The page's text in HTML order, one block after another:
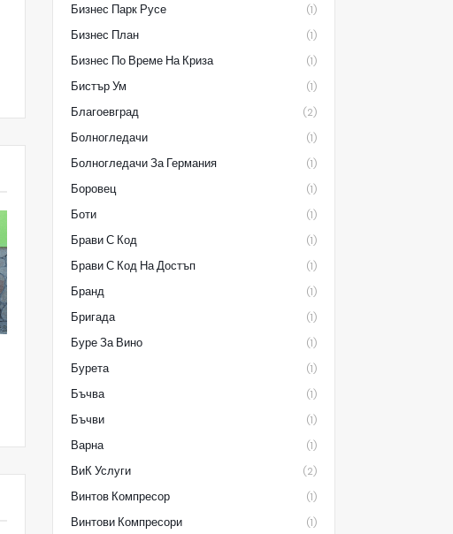
Бизнес Парк Русе (1)
Бизнес План (1)
Бизнес По Време На Криза (1)
Бистър Ум (1)
Благоевград (2)
Болногледачи (1)
Болногледачи За Германия (1)
Боровец (1)
Боти (1)
Брави С Код (1)
Брави С Код На Достъп (1)
Бранд (1)
Бригада (1)
Буре За Вино (1)
Бурета (1)
Бъчва (1)
Бъчви (1)
Варна (1)
ВиК Услуги (2)
Винтов Компресор (1)
Винтови Компресори (1)